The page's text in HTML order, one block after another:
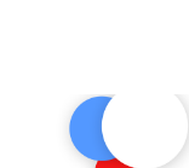
Описание
Описание
Описание